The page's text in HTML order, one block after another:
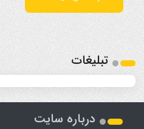
تبلیغات
درباره سایت